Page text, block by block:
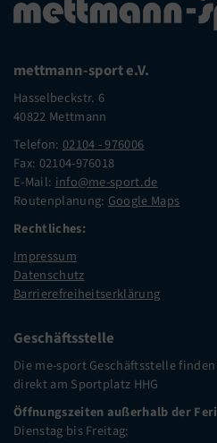
mettmann-sport e.V.
Hasselbeckstr. 6
40822 Mettmann
Telefon: 02104 - 976006
Fax: 02104-976018
E-Mail: info@me-sport.de
Routenplanung: Google Maps
Rechtliches:
Impressum
Datenschutz
Barrierefreiheitserklärung
Geschäftsstelle
Die me-sport Geschäftsstelle
direkt am Sportplatz HHG
Öffnungszeiten außerhalb der
Dienstag bis Freitag: